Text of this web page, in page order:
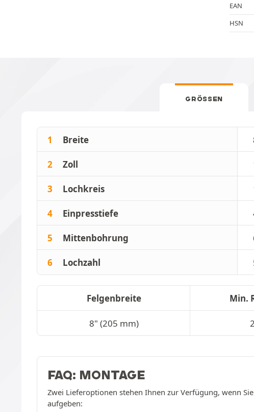
EAN
HSN
GRÖSSEN
1 Breite
2 Zoll
3 Lochkreis
4 Einpresstiefe
5 Mittenbohrung
6 Lochzahl
Felgenbreite
8" (205 mm)
Min.
FAQ: MONTAGE
Zwei Lieferoptionen stehen Ihnen zur Verfügung, wenn
aufgeben: